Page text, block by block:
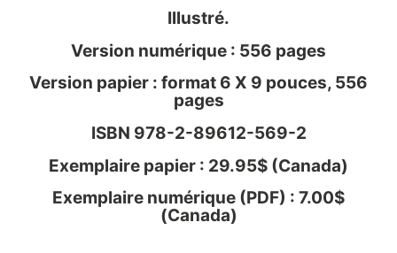
Illustré.
Version numérique : 556 pages
Version papier : format 6 X 9 pouces, 556
pages
ISBN 978-2-89612-569-2
Exemplaire papier : 29.95$ (Canada)
Exemplaire numérique (PDF) : 7.00$
(Canada)